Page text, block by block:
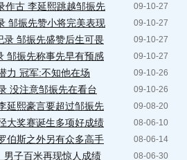
09-10-27
作古 李延熙跳越邹振先
09-10-27
邹振先赞小将完美表现
09-10-27
录 邹振先盛赞后生可畏
09-10-27
邹振先称事先早有预感
09-10-26
力 冠军:不知他在场
09-10-26
没注意邹振先在看台
09-08-20
延熙豪言要超过邹振先
08-06-10
大奖赛诞生多项好成绩
08-06-14
伯斯之外另有众多高手
08-06-30
子百米再现惊人成绩